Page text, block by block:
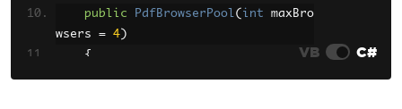
public PdfBrowserPool( int maxBro
wsers = 4 )
{
VB C#